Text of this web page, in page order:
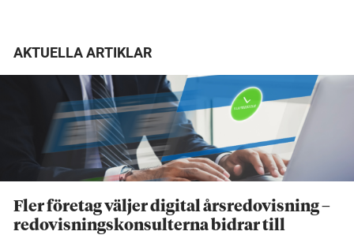
AKTUELLA ARTIKLAR
Fler företag väljer digital årsredovisning –
redovisningskonsulterna bidrar till